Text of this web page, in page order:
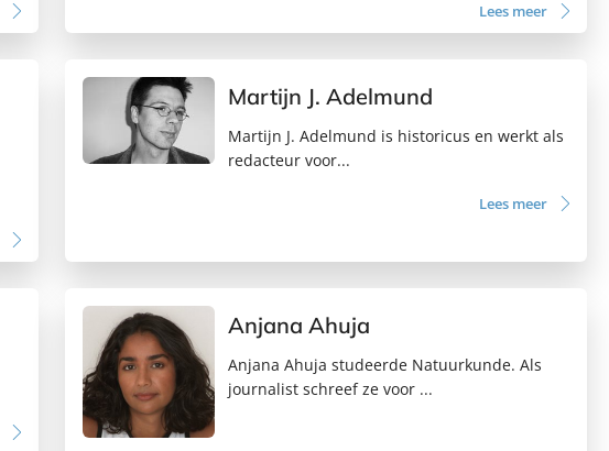
Lees meer
Martijn J. Adelmund
Martijn J. Adelmund is historicus en werkt als
redacteur voor...
Lees meer
Anjana Ahuja
Anjana Ahuja studeerde Natuurkunde. Als
journalist schreef ze voor ...